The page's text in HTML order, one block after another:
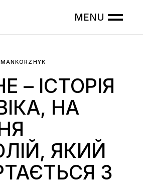
– ІСТОРІЯ
НА
ЯКИЙ
З